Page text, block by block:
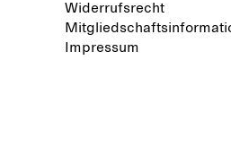
Widerrufsrecht
Impressum